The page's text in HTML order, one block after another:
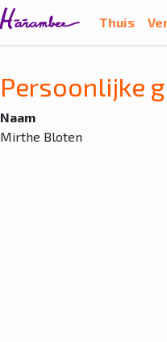
Thuis
Persoonlijke
Naam
Mirthe Bloten